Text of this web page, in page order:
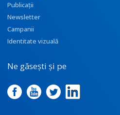
Publicații
Newsletter
Campanii
Identitate vizuală
Ne găsești și pe